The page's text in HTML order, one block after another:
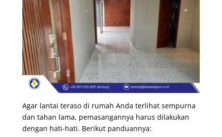
Agar lantai teraso di rumah Anda terlihat sempurna
dan tahan lama, pemasangannya harus dilakukan
dengan hati-hati. Berikut panduannya: